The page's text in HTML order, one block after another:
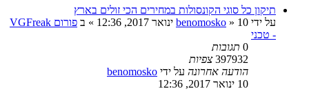
תיקון כל סוגי הקונסולות במחירים הכי זולים בארץ
על ידי
benomosko » 10 ינואר 2017, 12:36 » ב
פורום VGFreak
- טכני
0 תגובות
397932 צפיות
הודעה אחרונה על ידי benomosko
10 ינואר 2017, 12:36